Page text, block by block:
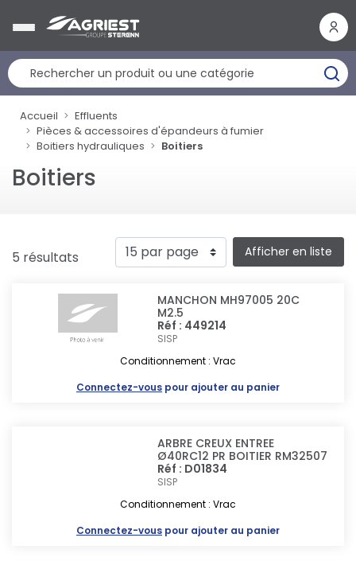
Accueil
Effluents
Pièces & accessoires d'épandeurs à fumier
Boitiers hydrauliques
Boitiers
Boitiers
5 résultats Afficher en liste
MANCHON MH97005 20C
M2.5
Réf : 449214
SISP
Conditionnement : Vrac
Connectez-vous pour ajouter au panier
ARBRE CREUX ENTREE
Ø40RC12 PR BOITIER RM32507
Réf : D01834
SISP
Conditionnement : Vrac
Connectez-vous pour ajouter au panier